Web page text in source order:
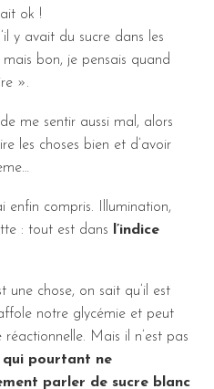
ok !
y avait du sucre dans les
bon, je pensais quand
».
me sentir aussi mal, alors
les choses bien et d’avoir
enfin compris. Illumination,
: tout est dans l’indice
une chose, on sait qu’il est
notre glycémie et peut
Mais il n’est pas
qui pourtant ne
parler de sucre blanc